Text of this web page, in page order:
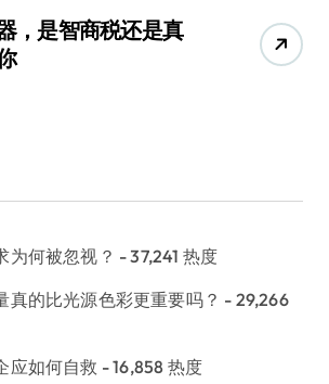
，是智商税还是真
为何被忽视？ - 37,241 热度
真的比光源色彩更重要吗？ - 29,266
应如何自救 - 16,858 热度